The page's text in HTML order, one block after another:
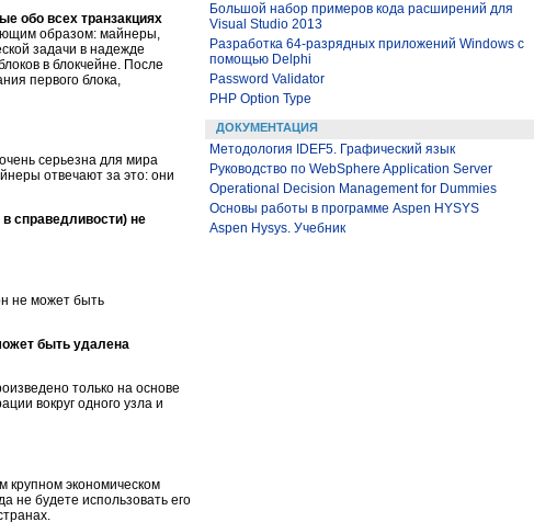
обо всех транзакциях
образом: майнеры,
задачи в надежде
в блокчейне. После
первого блока,
серьезна для мира
отвечают за это: они
справедливости) не
не может быть
быть удалена
только на основе
вокруг одного узла и
крупном экономическом
не будете использовать его
Большой набор примеров кода расширений для
Visual Studio 2013
Разработка 64-разрядных приложений Windows с
помощью Delphi
Password Validator
PHP Option Type
ДОКУМЕНТАЦИЯ
Методология IDEF5. Графический язык
Руководство по WebSphere Application Server
Operational Decision Management for Dummies
Основы работы в программе Aspen HYSYS
Aspen Hysys. Учебник